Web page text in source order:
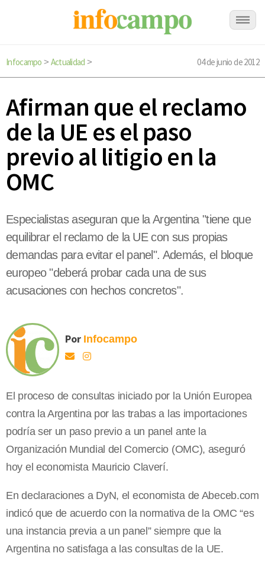
Infocampo > Actualidad > 04 de junio de 2012
Afirman que el reclamo
de la UE es el paso
previo al litigio en la
OMC
Especialistas aseguran que la Argentina "tiene que
equilibrar el reclamo de la UE con sus propias
demandas para evitar el panel". Además, el bloque
europeo "deberá probar cada una de sus
acusaciones con hechos concretos".
Por Infocampo
El proceso de consultas iniciado por la Unión Europea
contra la Argentina por las trabas a las importaciones
podría ser un paso previo a un panel ante la
Organización Mundial del Comercio (OMC), aseguró
hoy el economista Mauricio Claverí.
En declaraciones a DyN, el economista de Abeceb.com
indicó que de acuerdo con la normativa de la OMC “es
una instancia previa a un panel” siempre que la
Argentina no satisfaga a las consultas de la UE.